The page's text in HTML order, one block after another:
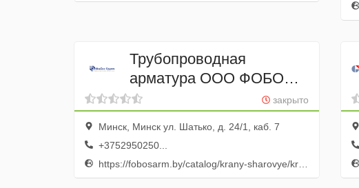
Трубопроводная
арматура ООО ФОБОС
ГРУПП
закрыто
Минск, Минск ул. Шатько, д. 24/1, каб. 7
+3752950250...
https://fobosarm.by/catalog/krany-sharovye/kriogennye